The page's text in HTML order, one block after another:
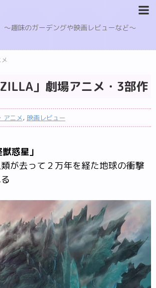
趣味のガーデングや映画レビューなど〜
メ
」劇場アニメ・3部作
・アニメ, 映画レビュー
惑星」
が去って２万年を経た地球の衝撃